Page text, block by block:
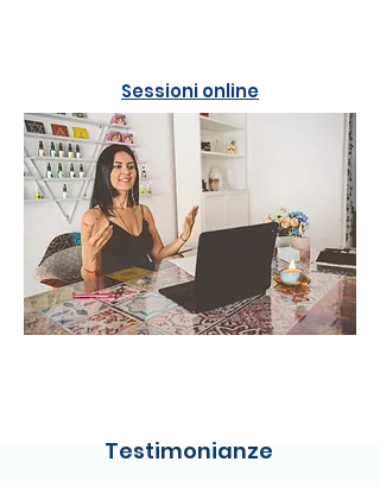
Sessioni online
Testimonianze